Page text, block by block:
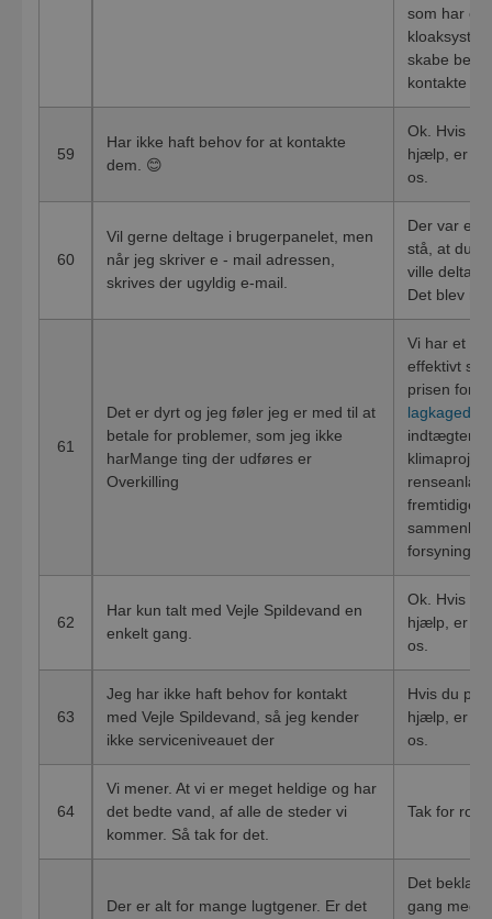
som har en
skabe
kontakte
59
Har ikke haft behov for at kontakte
dem. 😊
Ok. Hvis
hjælp, er du
os.
60
Vil gerne deltage i brugerpanelet, men
når jeg skriver e - mail adressen,
skrives der ugyldig e-mail.
Der var en
stå, at du
ville
Det blev
61
Det er dyrt og jeg føler jeg er med til at
betale for problemer, som jeg ikke
harMange ting der udføres er
Overkilling
Vi har et
effektivt
prisen for
indtægter
renseanlæg
fremtidige
62
Har kun talt med Vejle Spildevand en
enkelt gang.
Ok. Hvis
hjælp, er du
os.
63
Jeg har ikke haft behov for kontakt
med Vejle Spildevand, så jeg kender
ikke serviceniveauet der
Hvis du på
hjælp, er du
os.
64
Vi mener. At vi er meget heldige og har
det bedte vand, af alle de steder vi
kommer. Så tak for det.
Tak for
Der er alt for mange lugtgener. Er det
Det
gang med